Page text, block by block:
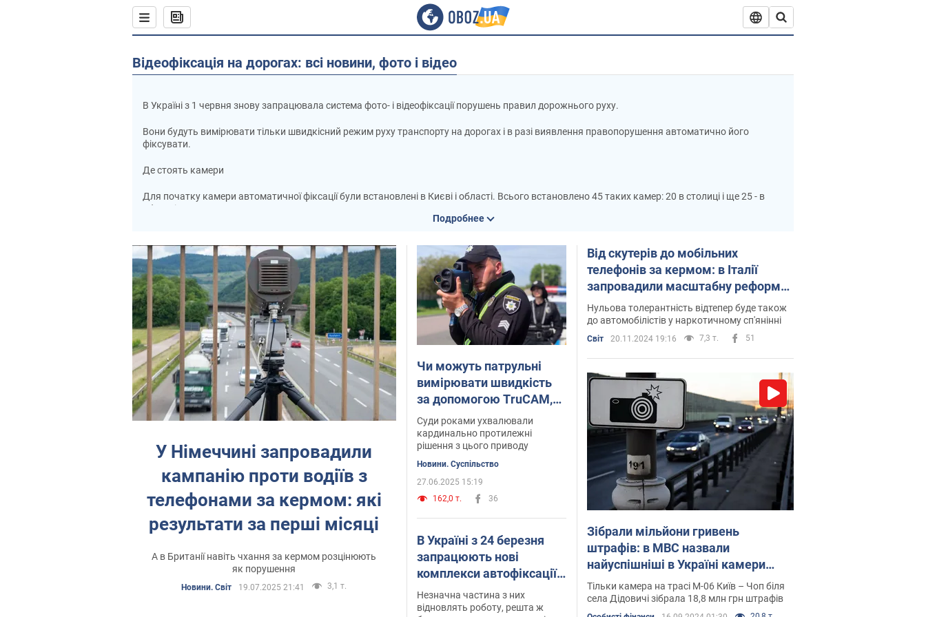
Відеофіксація на дорогах: всі новини, фото і відео
В Україні з 1 червня знову запрацювала система фото- і відеофіксації порушень правил дорожнього руху.
Вони будуть вимірювати тільки швидкісний режим руху транспорту на дорогах і в разі виявлення правопорушення автоматично його
фіксувати.
Де стоять камери
Для початку камери автоматичної фіксації були встановлені в Києві і області. Всього встановлено 45 таких камер: 20 в столиці і ще 25 - в
області на дорогах державного значення.
Де з'являться нові камери
2021 року на дорогах України буде встановлено ще 200 камер фіксації порушень правил дорожнього руху. Місця для їхнього розміщення
Подробнее
У Німеччині запровадили
кампанію проти водіїв з
телефонами за кермом: які
результати за перші місяці
А в Британії навіть чхання за кермом розцінюють
як порушення
Новини. Світ 19.07.2025 21:41 3,1 т.
Чи можуть патрульні
вимірювати швидкість
за допомогою ТruСАМ,
тримаючи його в руках:
детальне пояснення
Суди роками ухвалювали
кардинально протилежні
рішення з цього приводу
Новини. Суспільство
27.06.2025 15:19
162,0 т.
36
В Україні з 24 березня
запрацюють нові
комплекси автофіксації
порушень ПДР: список по
областях
Незначна частина з них
відновлять роботу, решта ж
Від скутерів до мобільних
телефонів за кермом: в Італії
запровадили масштабну реформу
правил дорожнього руху
Нульова толерантність відтепер буде також
до автомобілістів у наркотичному сп'янінні
Світ 20.11.2024 19:16 7,3 т. 51
Зібрали мільйони гривень
штрафів: в МВС назвали
найуспішніші в Україні камери
відеофіксації порушень ПДР
Тільки камера на трасі М-06 Київ – Чоп біля
села Дідовичі зібрала 18,8 млн грн штрафів